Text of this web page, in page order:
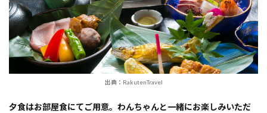
出典：RakutenTravel
夕食はお部屋食にてご用意。わんちゃんと一緒にお楽しみいただ